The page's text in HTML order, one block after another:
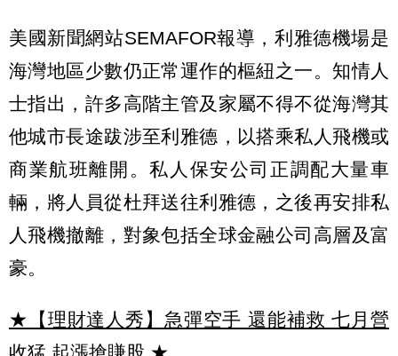
美國新聞網站SEMAFOR報導，利雅德機場是
海灣地區少數仍正常運作的樞紐之一。知情人
士指出，許多高階主管及家屬不得不從海灣其
他城市長途跋涉至利雅德，以搭乘私人飛機或
商業航班離開。私人保安公司正調配大量車
輛，將人員從杜拜送往利雅德，之後再安排私
人飛機撤離，對象包括全球金融公司高層及富
豪。
★【理財達人秀】急彈空手 還能補救 七月營